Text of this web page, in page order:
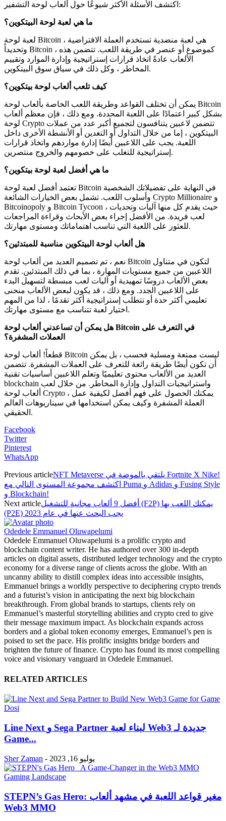
اكتشف الأسئلة الأكثر شيوعًا حول ألعاب لوحة التشفير:
ما هي لعبة لوحة البيتكوين؟
لعبة لوحة Bitcoin هي لعبة منضدية تستخدم العملة الافتراضية ،
وتحديداً Bitcoin ، كموضوع أو عنصر في طريقة اللعب. تتضمن هذه
الألعاب عادةً اتخاذ قرارات إستراتيجية وإدارة الموارد وتقييم
المخاطر ، وكل ذلك في سياق سوق البيتكوين.
كيف تلعب ألعاب لوحة بيتكوين؟
يمكن أن تختلف القواعد وطريقة اللعب الخاصة بألعاب لوحة Bitcoin
بشكل كبير اعتمادًا على اللعبة المحددة. ومع ذلك ، فإن معظم ألعاب
لوحة Crypto تتضمن لاعبين يتنافسون لتجميع أكبر عدد من عملات
البيتكوين ، إما من خلال التداول أو التعدين أو الأنشطة الأخرى داخل
اللعبة. يجب على اللاعبين أيضًا إدارة مواردهم واتخاذ قرارات
إستراتيجية للتغلب على خصومهم والخروج منتصرين.
ما هي أفضل لعبة لوحة بيتكوين؟
تعتمد أفضل لعبة لوحة Bitcoin في النهاية على تفضيلاتك الشخصية
وأسلوب اللعب. تشمل بعض الخيارات الشائعة Crypto Millionaire و
Bitcoinopoly و Bitcoin Tycoon ، حيث يقدم كل منها آليات وتحديات
لعب فريدة. من الأفضل إجراء بعض الأبحاث وقراءة المراجعات
للعثور على اللعبة التي تناسب اهتماماتك ومستوى مهارتك.
هل ألعاب لوحة البيتكوين مناسبة للمبتدئين؟
نعم ، تم تصميم العديد من ألعاب لوحة Bitcoin لتكون في متناول
اللاعبين من جميع مستويات المهارة ، بما في ذلك المبتدئين. تقدم
بعض الألعاب دروسًا تمهيدية أو آليات لعب مبسطة لتسهيل البدء
على اللاعبين الجدد. ومع ذلك ، قد يكون لبعض الألعاب منحنى
تعليمي أكثر حدة أو تتطلب إستراتيجية أكثر تقدمًا ، لذا من المهم
اختيار لعبة تتناسب مع مستوى مهارتك.
هل يمكن أن تساعدني ألعاب لوحة Bitcoin في التعرف على
العملات المشفرة؟
قطعاً! ألعاب لوحة Bitcoin ليست ممتعة ومسلية فحسب ، بل يمكن
أن تكون أيضًا طريقة رائعة للتعرف على العملات المشفرة. تتضمن
العديد من الألعاب محتوى تعليميًا وتعلم اللاعبين أساسيات تقنية
blockchain واستراتيجيات التداول وإدارة المخاطر. من خلال لعب
ألعاب لوحة Crypto ، يمكنك الحصول على فهم أفضل لكيفية عمل
العملة المشفرة وكيف يمكن استخدامها في سيناريوهات العالم
الحقيقي.
Facebook
Twitter
Pinterest
WhatsApp
Previous articleNFT Metaverse يلتقي بالموضة في Fortnite X Nike!
اكتشف مجموعة المستوى التالي مع Puma و Adidas و Fusing Style
و Blockchain!
Next articleأفضل 9 ألعاب مجانية للتشغيل (F2P) يمكنك اللعب بها
(P2E) يجب البحث عنها في عام 2023
Odedele Emmanuel Oluwapelumi
Odedele Emmanuel Oluwapelumi is a prolific crypto and
blockchain content writer. He has authored over 300 in-depth
articles on digital assets, distributed ledger technology and the crypto
economy for a diverse range of clients across the globe. With an
uncanny ability to distill complex ideas into accessible insights,
Emmanuel brings a worldly perspective to deciphering crypto trends
and a futurist’s vision in anticipating the next big blockchain
breakthrough. From global brands to startups, clients rely on
Emmanuel’s masterful storytelling abilities and crypto cred to give
their message maximum impact. As blockchain expands across
borders and a global token economy emerges, Emmanuel’s pen is
poised to set the pace. His prolific insights bridge borders and
brighten the future of finance. Crypto has found its most compelling
voice and visionary vanguard in Odedele Emmanuel.
RELATED ARTICLES
Line Next و Sega Partner لبناء لعبة Web3 جديدة لـ
Game...
Sher Zaman - يوليو 16, 2023
STEPN’s Gas Hero: مغير قواعد اللعبة في مشهد ألعاب
Web3 MMO